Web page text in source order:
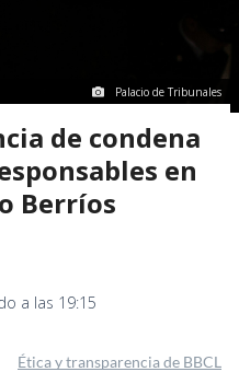
Palacio de Tribunales
de condena
en
Berríos
a las 19:15
Ética y transparencia de BBCL